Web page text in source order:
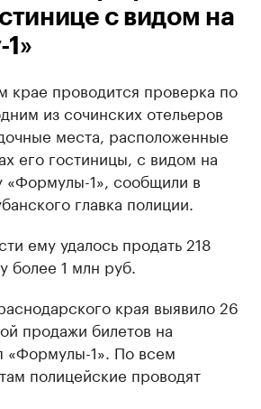
с видом на
крае проводится проверка по
из сочинских отельеров
места, расположенные
его гостиницы, с видом на
«Формулы-1», сообщили в
главка полиции.
ему удалось продать 218
более 1 млн руб.
края выявило 26
продажи билетов на
«Формулы-1». По всем
полицейские проводят